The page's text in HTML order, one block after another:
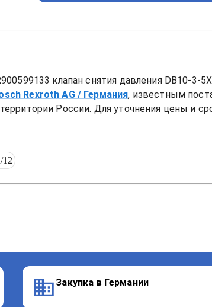
клапан снятия давления DB10-3-
Rexroth AG / Германия, известным
России. Для уточнения цены и
12
Закупка в Германии